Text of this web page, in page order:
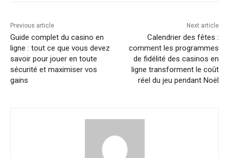
Previous article
Guide complet du casino en
ligne : tout ce que vous devez
savoir pour jouer en toute
sécurité et maximiser vos
gains
Next article
Calendrier des fêtes :
comment les programmes
de fidélité des casinos en
ligne transforment le coût
réel du jeu pendant Noël